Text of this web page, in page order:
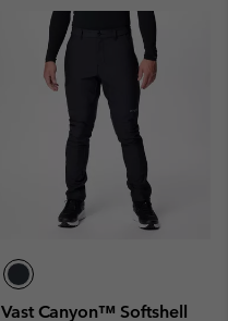
Vast Canyon™ Softshell